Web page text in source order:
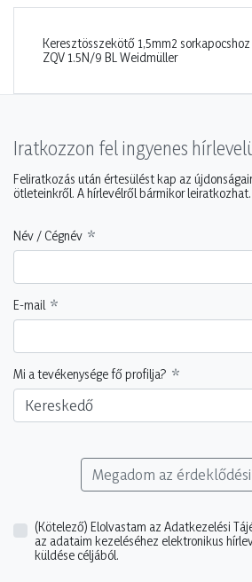
Keresztösszekötő 1,5mm2
ZQV 1.5N/9 BL Weidmüller
Iratkozzon fel ingyenes
Feliratkozás után értesülést kap az
ötleteinkről. A hírlevélről bármikor leiratkozhat.
Név / Cégnév
E-mail
Mi a tevékenysége fő profilja?
Kereskedő
Megadom az
(Kötelező) Elolvastam az Adatkezelési
az adataim kezeléséhez elektronikus
küldése céljából.